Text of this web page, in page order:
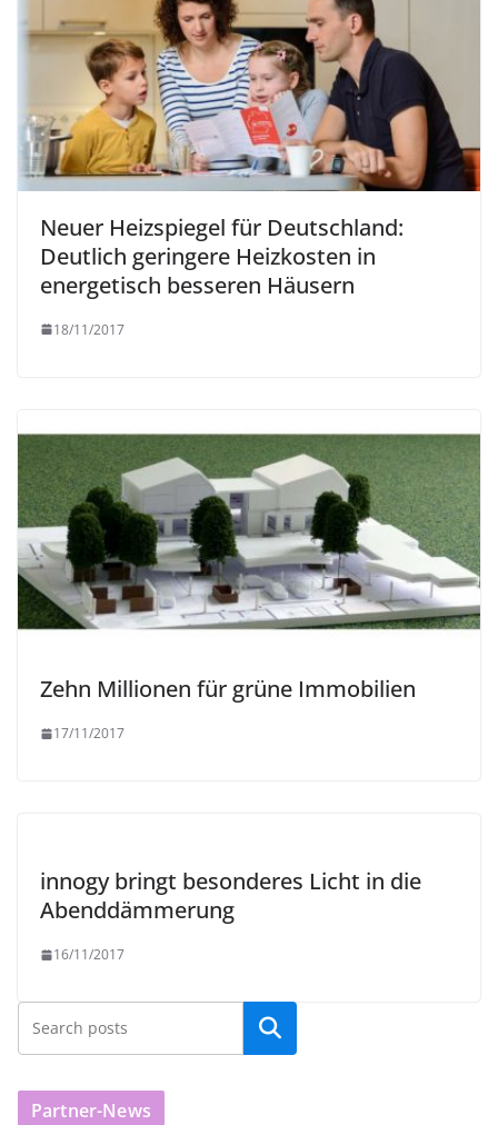
Neuer Heizspiegel für Deutschland:
Deutlich geringere Heizkosten in
energetisch besseren Häusern
18/11/2017
Zehn Millionen für grüne Immobilien
17/11/2017
innogy bringt besonderes Licht in die
Abenddämmerung
16/11/2017
Partner-News